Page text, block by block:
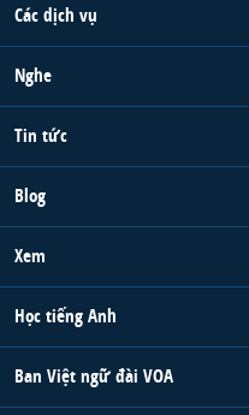
Các dịch vụ
Nghe
Tin tức
Blog
Xem
Học tiếng Anh
Ban Việt ngữ đài VOA